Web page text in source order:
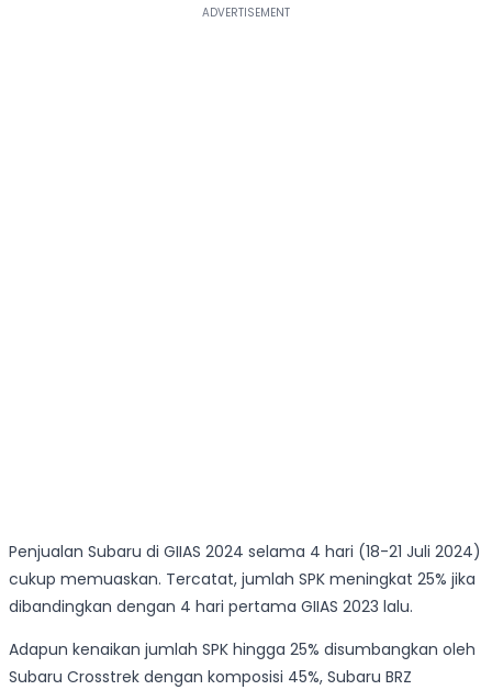
Penjualan Subaru di GIIAS 2024 selama 4 hari (18-21 Juli 2024)
cukup memuaskan. Tercatat, jumlah SPK meningkat 25% jika
dibandingkan dengan 4 hari pertama GIIAS 2023 lalu.
Adapun kenaikan jumlah SPK hingga 25% disumbangkan oleh
Subaru Crosstrek dengan komposisi 45%, Subaru BRZ